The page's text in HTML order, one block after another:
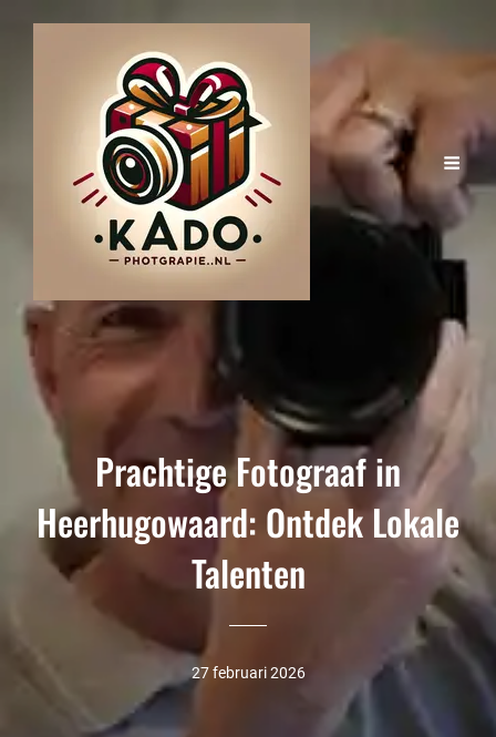
Prachtige Fotograaf in
Heerhugowaard: Ontdek Lokale
Talenten
27 februari 2026